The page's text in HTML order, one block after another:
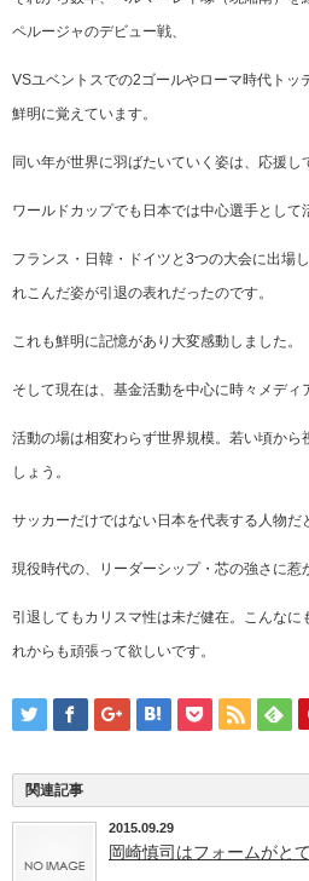
ペルージャのデビュー戦、
VSユベントスでの2ゴールやローマ時代トッ
鮮明に覚えています。
同い年が世界に羽ばたいていく姿は、応援し
ワールドカップでも日本では中心選手として
フランス・日韓・ドイツと3つの大会に出場
れこんだ姿が引退の表れだったのです。
これも鮮明に記憶があり大変感動しました。
そして現在は、基金活動を中心に時々メディ
活動の場は相変わらず世界規模。若い頃か
しょう。
サッカーだけではない日本を代表する人物だ
現役時代の、リーダーシップ・芯の強さに惹
引退してもカリスマ性は未だ健在。こんなに
れからも頑張って欲しいです。
関連記事
2015.09.29
岡崎慎司はフォームがと